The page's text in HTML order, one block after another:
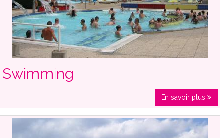
Swimming
En savoir plus